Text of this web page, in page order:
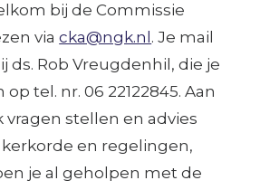
bij de Commissie
viacka@ngk.nl . Je mail
ds. Rob Vreugdenhil, die je
tel. nr. 06 22122845. Aan
vragen stellen en advies
en regelingen,
je al geholpen met de